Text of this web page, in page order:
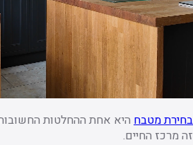
בחירת מטבח היא אחת ההחלטות
זה מרכז החיים.